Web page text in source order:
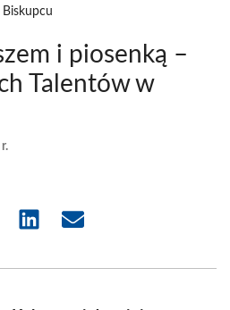
i piosenką –
Talentów w
Share Share